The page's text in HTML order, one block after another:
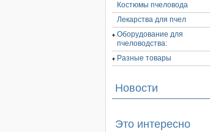
Костюмы пчеловода
Лекарства для пчел
Оборудование для
пчеловодства:
Разные товары
Новости
Это интересно